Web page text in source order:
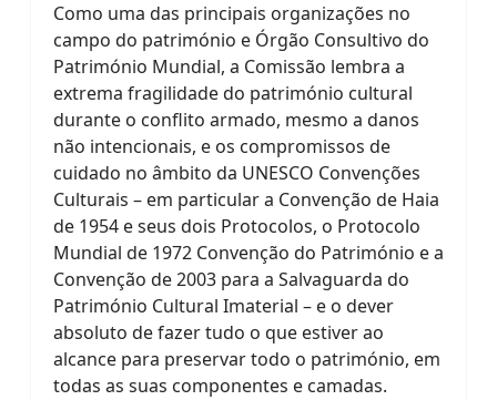
Como uma das principais organizações no
campo do património e Órgão Consultivo do
Património Mundial, a Comissão lembra a
extrema fragilidade do património cultural
durante o conflito armado, mesmo a danos
não intencionais, e os compromissos de
cuidado no âmbito da UNESCO Convenções
Culturais – em particular a Convenção de Haia
de 1954 e seus dois Protocolos, o Protocolo
Mundial de 1972 Convenção do Património e a
Convenção de 2003 para a Salvaguarda do
Património Cultural Imaterial – e o dever
absoluto de fazer tudo o que estiver ao
alcance para preservar todo o património, em
todas as suas componentes e camadas.